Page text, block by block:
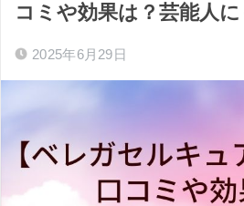
コミや効果は？芸能人に
2025年6月29日